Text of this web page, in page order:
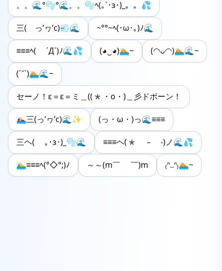
。。🌊°🫧‪°🌊。。🫧ﾍ(｡`･з･)_。。💦
三( っ’ヮ’c)💨🌊 ~°°~ﾍ(･ω･｡)ﾉ🌊
≡≡≡ﾍ( ´Д`)ﾉ🌊💦 (◕‿◕)🏊~ (◠ᴗ◠)🏊🌊~
(ˊ˘ˋ)🏊🌊~
セーノ！ε＝ε＝ミ＿((*・o・)＿彡ドボーン！
🏊‍♀️三(っ’ヮ’c)🌊✨ (っ・ω・)っ🌊≡≡≡
三ヘ( ｡･з･)_🫧🌊 ≡≡≡ヘ(* – -)ノ🌊💦
🏊‍♂️≡≡≡ﾍ(°◇°;)ﾉ ～～(m￣ ￣)m ₍ᐢ..ᐢ₎🏊~